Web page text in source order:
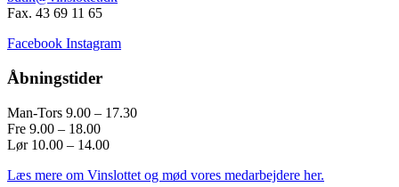
Fax. 43 69 11 65
Facebook Instagram
Åbningstider
Man-Tors 9.00 – 17.30
Fre 9.00 – 18.00
Lør 10.00 – 14.00
Læs mere om Vinslottet og mød vores medarbejdere her.